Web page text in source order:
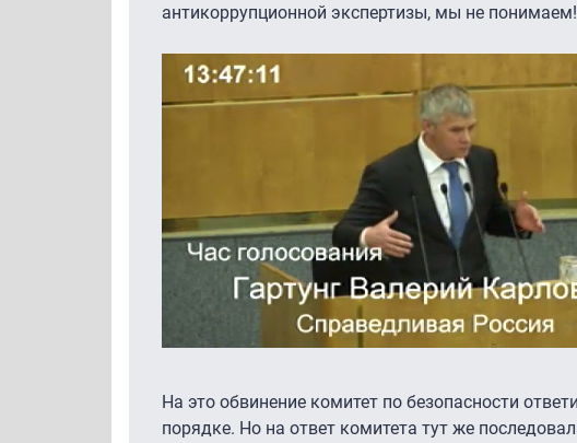
антикоррупционной экспертизы, мы не
На это обвинение комитет по безопасности
порядке. Но на ответ комитета тут же